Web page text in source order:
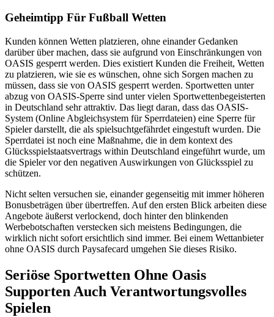
Geheimtipp Für Fußball Wetten
Kunden können Wetten platzieren, ohne einander Gedanken
darüber über machen, dass sie aufgrund von Einschränkungen von
OASIS gesperrt werden. Dies existiert Kunden die Freiheit, Wetten
zu platzieren, wie sie es wünschen, ohne sich Sorgen machen zu
müssen, dass sie von OASIS gesperrt werden. Sportwetten unter
abzug von OASIS-Sperre sind unter vielen Sportwettenbegeisterten
in Deutschland sehr attraktiv. Das liegt daran, dass das OASIS-
System (Online Abgleichsystem für Sperrdateien) eine Sperre für
Spieler darstellt, die als spielsuchtgefährdet eingestuft wurden. Die
Sperrdatei ist noch eine Maßnahme, die in dem kontext des
Glücksspielstaatsvertrags within Deutschland eingeführt wurde, um
die Spieler vor den negativen Auswirkungen von Glücksspiel zu
schützen.
Nicht selten versuchen sie, einander gegenseitig mit immer höheren
Bonusbeträgen über übertreffen. Auf den ersten Blick arbeiten diese
Angebote äußerst verlockend, doch hinter den blinkenden
Werbebotschaften verstecken sich meistens Bedingungen, die
wirklich nicht sofort ersichtlich sind immer. Bei einem Wettanbieter
ohne OASIS durch Paysafecard umgehen Sie dieses Risiko.
Seriöse Sportwetten Ohne Oasis
Supporten Auch Verantwortungsvolles
Spielen